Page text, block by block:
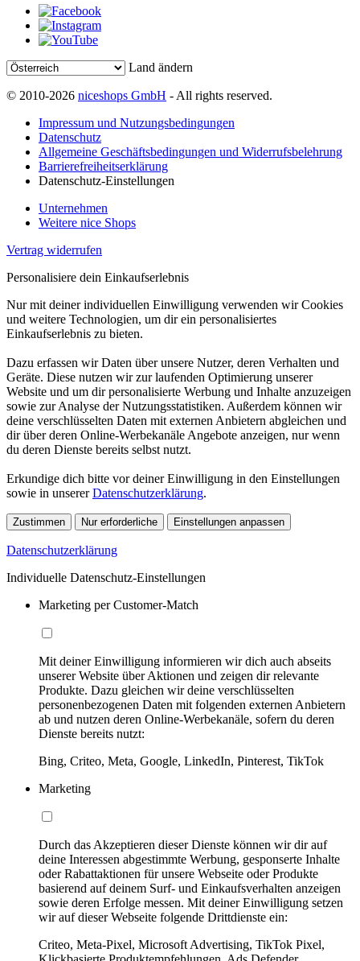
Land ändern
© 2010-2026 niceshops GmbH - All rights reserved.
Impressum und Nutzungsbedingungen
Datenschutz
Allgemeine Geschäftsbedingungen und Widerrufsbelehrung
Barrierefreiheitserklärung
Datenschutz-Einstellungen
Unternehmen
Weitere nice Shops
Vertrag widerrufen
Personalisiere dein Einkaufserlebnis
Nur mit deiner individuellen Einwilligung verwenden wir Cookies
und weitere Technologien, um dir ein personalisiertes
Einkaufserlebnis zu bieten.
Dazu erfassen wir Daten über unsere Nutzer, deren Verhalten und
Geräte. Diese nutzen wir zur laufenden Optimierung unserer
Website und um dir personalisierte Werbung und Inhalte anzuzeigen
sowie zur Analyse der Nutzungsstatistiken. Außerdem können wir
deine verschlüsselten Daten mit externen Anbietern abgleichen und
dir über deren Online-Werbekanäle Angebote anzeigen, nur wenn
du deren Dienste bereits selbst nutzt.
Erkundige dich bitte vor deiner Einwilligung in den Einstellungen
sowie in unsererDatenschutzerklärung.
Zustimmen Nur erforderliche Einstellungen anpassen
Datenschutzerklärung
Individuelle Datenschutz-Einstellungen
Marketing per Customer-Match
Mit deiner Einwilligung informieren wir dich auch abseits
unserer Website über Aktionen und zeigen dir relevante
Produkte. Dazu gleichen wir deine verschlüsselten
personenbezogenen Daten mit folgenden externen Anbietern
ab und nutzen deren Online-Werbekanäle, sofern du deren
Dienste bereits nutzt:
Bing, Criteo, Meta, Google, LinkedIn, Pinterest, TikTok
Marketing
Durch das Akzeptieren dieser Dienste können wir dir auf
deine Interessen abgestimmte Werbung, gesponserte Inhalte
oder Rabattaktionen für unsere Webseite oder Produkte
basierend auf deinem Surf- und Einkaufsverhalten anzeigen
sowie deren Erfolge messen. Mit deiner Einwilligung setzen
wir auf dieser Webseite folgende Drittdienste ein:
Criteo, Meta-Pixel, Microsoft Advertising, TikTok Pixel,